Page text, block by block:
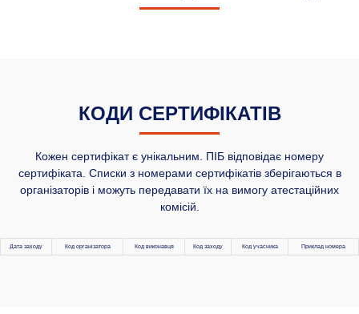
КОДИ СЕРТИФІКАТІВ
Кожен сертифікат є унікальним. ПІБ відповідає номеру
сертифіката. Списки з номерами сертифікатів зберігаються в
організаторів і можуть передавати їх на вимогу атестаційних
комісій.
Дата заходу Код організатора Код виконавця Код заходу Код учасника Приклад номера